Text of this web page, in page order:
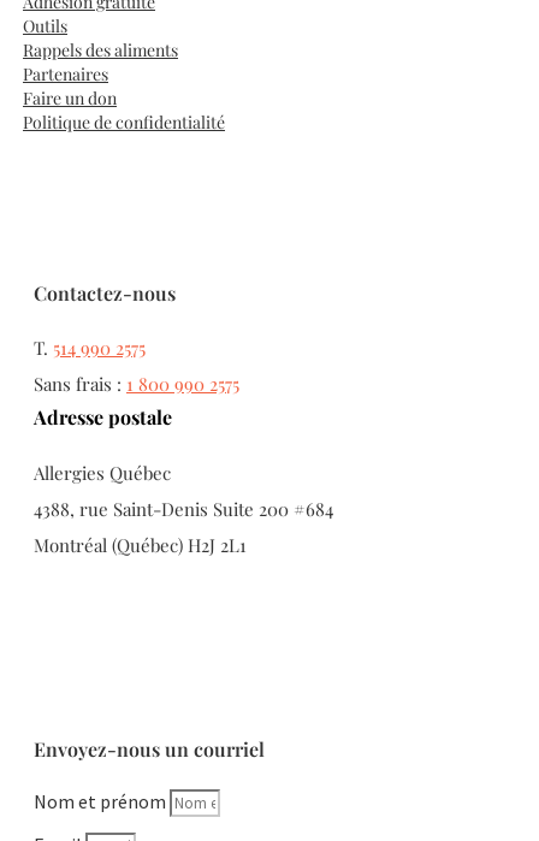
Outils
Rappels des aliments
Partenaires
Faire un don
Politique de confidentialité
Contactez-nous
T. 514 990 2575
Sans frais : 1 800 990 2575
Adresse postale
Allergies Québec
4388, rue Saint-Denis Suite 200 #684
Montréal (Québec) H2J 2L1
Envoyez-nous un courriel
Nom et prénom